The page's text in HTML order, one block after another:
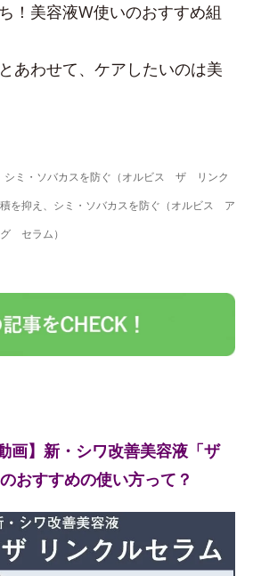
！美容液W使いのおすすめ組
あわせて、ケアしたいのは美
シミ・ソバカスを防ぐ（オルビス ザ リンク
を抑え、シミ・ソバカスを防ぐ（オルビス ア
セラム）
画】新・シワ改善美容液「ザ
おすすめの使い方って？